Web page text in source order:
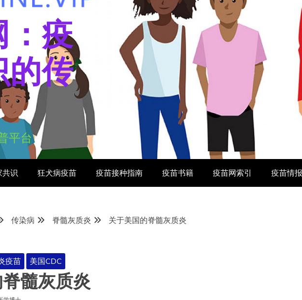
：疫
的传
平台
共识 狂犬病疫苗 疫苗接种指南 疫苗书籍 疫苗网索引 疫苗情
传染病 脊髓灰质炎 关于美国的脊髓灰质炎
疫苗 美国CDC
髓灰质炎